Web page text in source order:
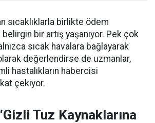
sıcaklıklarla birlikte ödem
bir artış yaşanıyor. Pek çok
sıcak havalara bağlayarak
değerlendirse de uzmanlar,
hastalıkların habercisi
çekiyor.
Tuz Kaynaklarına